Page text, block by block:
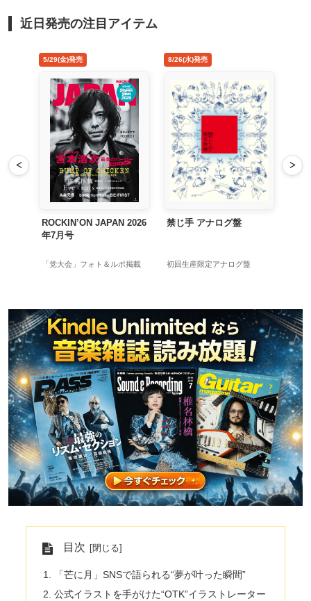
近日発売の注目アイテム
<
5/29(金)発売
ROCKIN’ON JAPAN 2026
年7月号
「党大会」フォト＆ルポ掲載
8/26(水)発売
禁じ手 アナログ盤
初回生産限定アナログ盤
>
目次
「芒に月」SNSで語られる“夢が叶った瞬間”
公式イラストを手がけた“OTK”イラストレーター